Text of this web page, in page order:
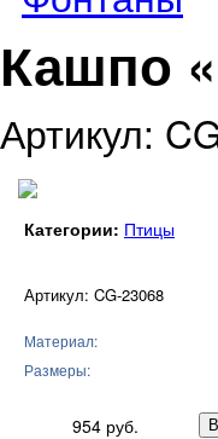
Кашпо
Артикул:
Категории: Птицы
Артикул: CG-23068
Материал:
Размеры:
954 руб.